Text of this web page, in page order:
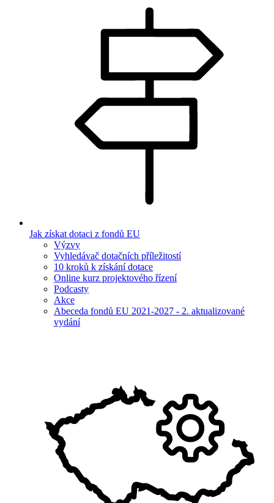
Jak získat dotaci z fondů EU
Výzvy
Vyhledávač dotačních příležitostí
10 kroků k získání dotace
Online kurz projektového řízení
Podcasty
Akce
Abeceda fondů EU 2021-2027 - 2. aktualizované
vydání